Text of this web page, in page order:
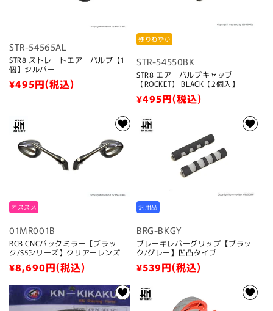
STR-54565AL
STR8 ストレートエアーバルブ【1
個】シルバー
通
格
¥495円(税込)
残りわずか
STR-54550BK
STR8 エアーバルブキャップ
【ROCKET】 BLACK【2個入】
通
価
¥495円(税込)
オススメ
01MR001B
RCB CNCバックミラー【ブラッ
ク/S5シリーズ】クリアーレンズ
通
常
価
¥8,690円(税込)
汎用品
BRG-BKGY
ブレーキレバーグリップ【ブラッ
ク/グレー】凹凸タイプ
通
価
¥539円(税込)